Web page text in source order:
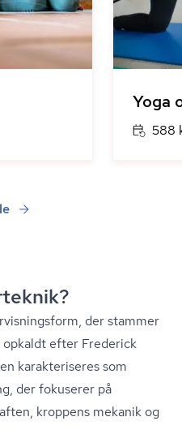
Yoga
588
der stammer
efter Frederick
karakteriseres som
der fokuserer på
kroppens mekanik og